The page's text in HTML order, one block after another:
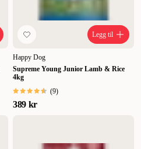
Legg til
Happy Dog
Supreme Young Junior Lamb & Rice
4kg
(9)
389 kr